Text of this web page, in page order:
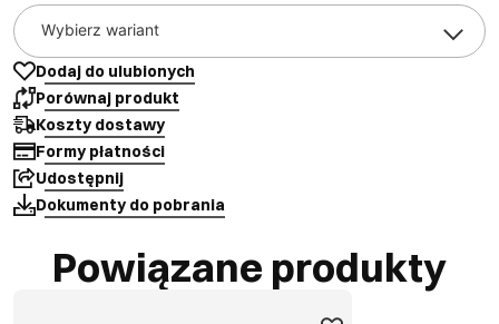
Wybierz wariant
Dodaj do ulubionych
Porównaj produkt
Koszty dostawy
Formy płatności
Udostępnij
Dokumenty do pobrania
Powiązane produkty